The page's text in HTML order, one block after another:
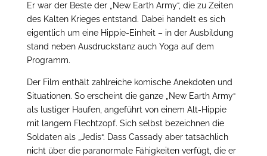
Er war der Beste der „New Earth Army“, die zu Zeiten
des Kalten Krieges entstand. Dabei handelt es sich
eigentlich um eine Hippie-Einheit – in der Ausbildung
stand neben Ausdruckstanz auch Yoga auf dem
Programm.
Der Film enthält zahlreiche komische Anekdoten und
Situationen. So erscheint die ganze „New Earth Army“
als lustiger Haufen, angeführt von einem Alt-Hippie
mit langem Flechtzopf. Sich selbst bezeichnen die
Soldaten als „Jedis“. Dass Cassady aber tatsächlich
nicht über die paranormale Fähigkeiten verfügt, die er